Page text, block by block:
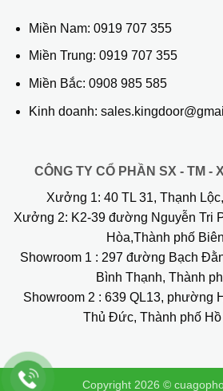
Miền Nam: 0919 707 355
Miền Trung: 0919 707 355
Miền Bắc: 0908 985 585
Kinh doanh:
CÔNG TY CỔ PHẦN SX - TM -
Xưởng 1: 40 TL 31, Thạnh
Xưởng 2: K2-39 đường Nguyễn Tri
Hòa,Thành phố
Showroom 1 : 297 đường Bạch
Bình Thạnh, Thành
Showroom 2: 639 QL13, phường
Thủ Đức, Thành phố
Copyright 2026 ©